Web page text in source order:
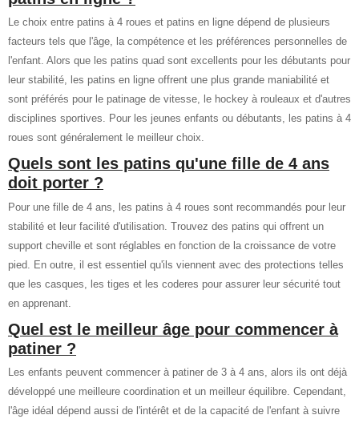
Le choix entre patins à 4 roues et patins en ligne dépend de plusieurs
facteurs tels que l'âge, la compétence et les préférences personnelles de
l'enfant. Alors que les patins quad sont excellents pour les débutants pour
leur stabilité, les patins en ligne offrent une plus grande maniabilité et
sont préférés pour le patinage de vitesse, le hockey à rouleaux et d'autres
disciplines sportives. Pour les jeunes enfants ou débutants, les patins à 4
roues sont généralement le meilleur choix.
Quels sont les patins qu'une fille de 4 ans
doit porter ?
Pour une fille de 4 ans, les patins à 4 roues sont recommandés pour leur
stabilité et leur facilité d'utilisation. Trouvez des patins qui offrent un
support cheville et sont réglables en fonction de la croissance de votre
pied. En outre, il est essentiel qu'ils viennent avec des protections telles
que les casques, les tiges et les coderes pour assurer leur sécurité tout
en apprenant.
Quel est le meilleur âge pour commencer à
patiner ?
Les enfants peuvent commencer à patiner de 3 à 4 ans, alors ils ont déjà
développé une meilleure coordination et un meilleur équilibre. Cependant,
l'âge idéal dépend aussi de l'intérêt et de la capacité de l'enfant à suivre